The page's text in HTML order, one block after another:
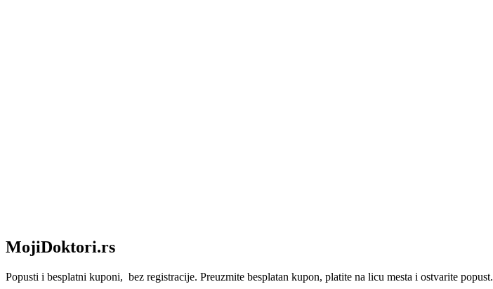
MojiDoktori.rs
Popusti i besplatni kuponi, bez registracije. Preuzmite besplatan kupon, platite na licu mesta i ostvarite popust.